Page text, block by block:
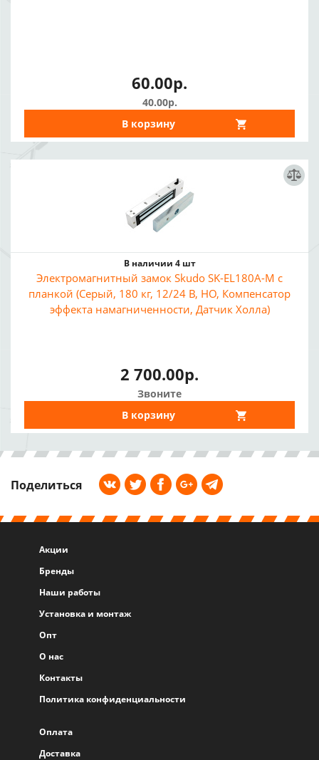
60.00р.
40.00р.
В корзину
В наличии 4 шт
Электромагнитный замок Skudo SK-EL180A-M с
планкой (Серый, 180 кг, 12/24 В, НО, Компенсатор
эффекта намагниченности, Датчик Холла)
2 700.00р.
Звоните
В корзину
Поделиться
Акции
Бренды
Наши работы
Установка и монтаж
Опт
О нас
Контакты
Политика конфиденциальности
Оплата
Доставка